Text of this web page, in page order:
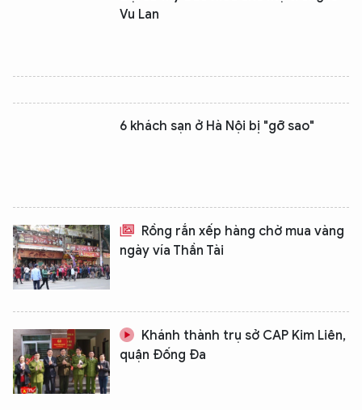
Vu Lan
6 khách sạn ở Hà Nội bị "gỡ sao"
Rồng rắn xếp hàng chờ mua vàng
ngày vía Thần Tài
Khánh thành trụ sở CAP Kim Liên,
quận Đống Đa